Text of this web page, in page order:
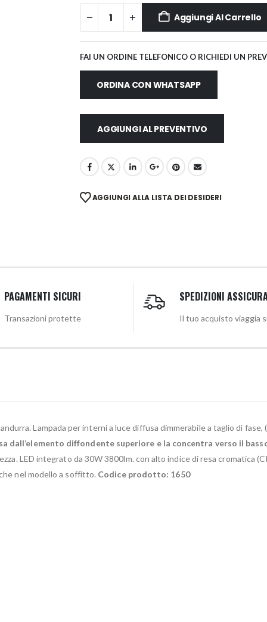
Aggiungi Al Carrello
FAI UN ORDINE TELEFONICO O RICHIEDI UN
ORDINA CON WHATSAPP
AGGIUNGI AL PREVENTIVO
AGGIUNGI ALLA LISTA DEI DESIDERI
PAGAMENTI SICURI
Transazioni protette
SPEDIZIONI
Il tuo acquisto viaggia
Lampada per interni a luce diffusa dimmerabile a taglio di fase,
dall’elemento diffondente superiore e la concentra verso il
LED integrato da 30W 3800lm. con alto indice di resa cromatica
nel modello a soffitto. Codice prodotto: 1650